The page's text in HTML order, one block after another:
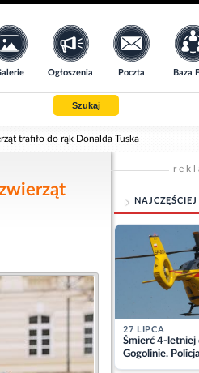
Ogłoszenia Poczta Baza
Szukaj
trafiło do rąk Donalda Tuska
27 LIPCA
Śmierć 4-letniej
Gogolinie.
matkę